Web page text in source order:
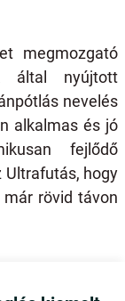
megmozgató
által nyújtott
nevelés
alkalmas és jó
fejlődő
Ultrafutás, hogy
rövid távon